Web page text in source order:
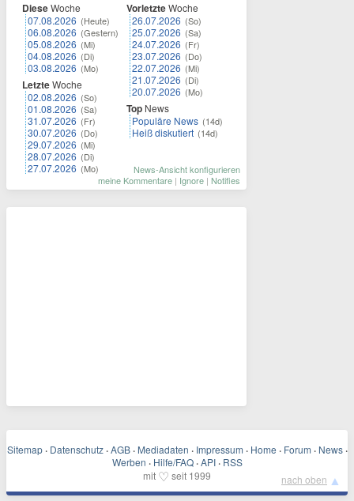
DieseWoche
07.08.2026 (Heute)
06.08.2026 (Gestern)
05.08.2026 (Mi)
04.08.2026 (Di)
03.08.2026 (Mo)
LetzteWoche
02.08.2026 (So)
01.08.2026 (Sa)
31.07.2026 (Fr)
30.07.2026 (Do)
29.07.2026 (Mi)
28.07.2026 (Di)
27.07.2026 (Mo)
VorletzteWoche
26.07.2026 (So)
25.07.2026 (Sa)
24.07.2026 (Fr)
23.07.2026 (Do)
22.07.2026 (Mi)
21.07.2026 (Di)
20.07.2026 (Mo)
Top News
Populäre News (14d)
Heiß diskutiert (14d)
News-Ansicht konfigurieren
meine Kommentare | Ignore | Notifies
Sitemap · Datenschutz · AGB · Mediadaten · Impressum · Home · Forum · News ·
Werben · Hilfe/FAQ · API · RSS
mit ♡ seit 1999 nach oben ▲